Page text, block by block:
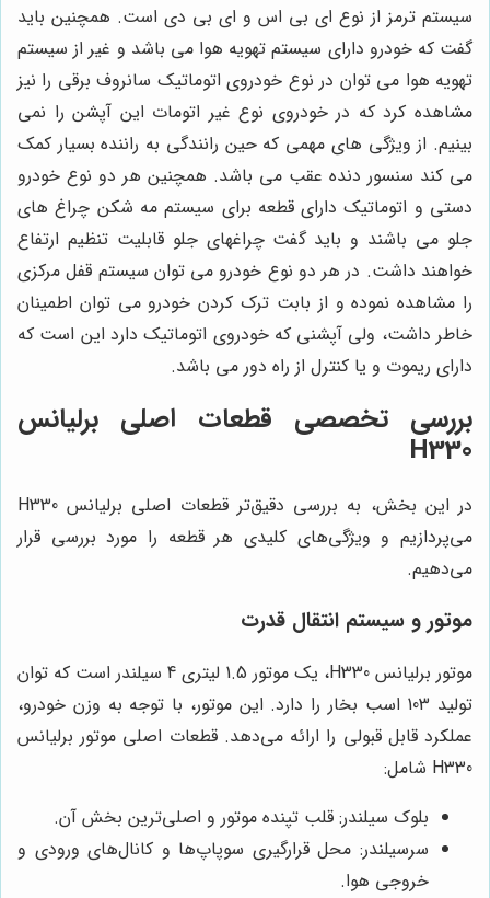
سیستم ترمز از نوع ای بی اس و ای بی دی است. همچنین باید
گفت که خودرو دارای سیستم تهویه هوا می باشد و غیر از سیستم
تهویه هوا می توان در نوع خودروی اتوماتیک سانروف برقی را نیز
مشاهده کرد که در خودروی نوع غیر اتومات این آپشن را نمی
بینیم. از ویژگی های مهمی که حین رانندگی به راننده بسیار کمک
می کند سنسور دنده عقب می باشد. همچنین هر دو نوع خودرو
دستی و اتوماتیک دارای قطعه برای سیستم مه شکن چراغ های
جلو می باشند و باید گفت چراغهای جلو قابلیت تنظیم ارتفاع
خواهند داشت. در هر دو نوع خودرو می توان سیستم قفل مرکزی
را مشاهده نموده و از بابت ترک کردن خودرو می توان اطمینان
خاطر داشت، ولی آپشنی که خودروی اتوماتیک دارد این است که
دارای ریموت و یا کنترل از راه دور می باشد.
بررسی تخصصی قطعات اصلی برلیانس
H330
در این بخش، به بررسی دقیق‌تر قطعات اصلی برلیانس H330
می‌پردازیم و ویژگی‌های کلیدی هر قطعه را مورد بررسی قرار
می‌دهیم.
موتور و سیستم انتقال قدرت
موتور برلیانس H330، یک موتور 1.5 لیتری 4 سیلندر است که توان
تولید 103 اسب بخار را دارد. این موتور، با توجه به وزن خودرو،
عملکرد قابل قبولی را ارائه می‌دهد. قطعات اصلی موتور برلیانس
H330 شامل:
بلوک سیلندر: قلب تپنده موتور و اصلی‌ترین بخش آن.
سرسیلندر: محل قرارگیری سوپاپ‌ها و کانال‌های ورودی و
خروجی هوا.